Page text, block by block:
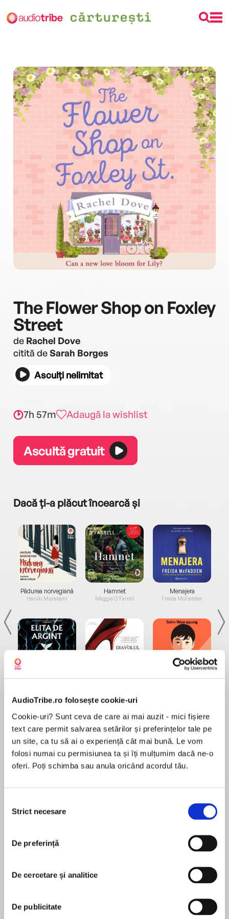
AudioTribe.ro folosește cookie-uri
Cookie-uri? Sunt ceva de care ai mai auzit - mici fișiere
text care permit salvarea setărilor și preferințelor tale pe
un site, ca tu să ai o experiență cât mai bună. Le vom
folosi numai cu permisiunea ta și îți mulțumim dacă ne-o
oferi. Poți schimba sau anula oricând acordul tău.
consimțământului
Strict necesare
De preferință
De cercetare și analitice
De publicitate
The Flower Shop on Foxley
Street
de Rachel Dove
citită deSarah Borges
Asculți nelimitat
7h 57m Adaugă la wishlist
Ascultă gratuit
Dacă ți-a plăcut încearcă și
Pădurea norvegiană
Haruki Murakami
Hamnet
Maggie O'Farrell
Menajera
Freida McFadden
Desprecarte
A new love could be about to bloom for Lily in
Lily Rose Baxter loves her little flower shop on
independence from her family that it
Lily can't help but feel that something is missing
Will Singer comes into her shop looking for the
În acest moment nu există recenzii